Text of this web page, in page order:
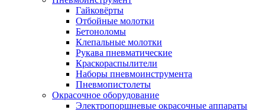
Гайковёрты
Отбойные молотки
Бетоноломы
Клепальные молотки
Рукава пневматические
Краскораспылители
Наборы пневмоинструмента
Пневмопистолеты
Окрасочное оборудование
Электропоршневые окрасочные аппараты